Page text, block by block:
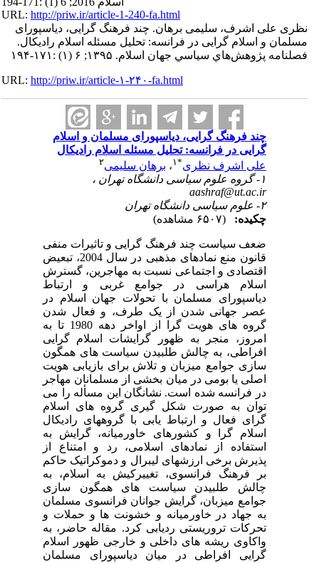
URL:http://priw.ir/article-1-240-fa.html
نظری علی اشرف، سلیمی برهان. چند فرهنگ گرایی، دیاسپورای
مسلمان و اسلام گرایی در فرانسه: تحلیل مسئله اسلام رادیکال.
فصلنامه پژوهش‌هاي سياسي جهان اسلام. ۱۳۹۵; ۶ (۱) :۱۷۱-۱۹۴
URL:http://priw.ir/article-۱-۲۴۰-fa.html
چند فرهنگ گرایی، دیاسپورای مسلمان و اسلام
گرایی در فرانسه: تحلیل مسئله اسلام رادیکال
علی اشرف نظری* ۱،برهان سلیمی
aashraf@ut.ac.ir
چکیده:
ضعف سیاست چند فرهنگ گرایی و تاثیرات منفی
قانون منع نمادهای مذهبی در سال 2004، تبعیض
اقتصادی و اجتماعی نسبت به مهاجرین، گسترش
اسلام هراسی در جوامع غربی و ارتباط
دیاسپورای مسلمان با تحولات جهان اسلام در
عصر جهانی شدن از یک طرف، و فعال شدن
گروه های هویت گرا از اواخر دهه 1980 تا به
امروز، منجر به ظهور گرایشات اسلام گرایی
افراطی، به چالش طلبیدن سیاست های همگون
سازی جوامع میزبان و تلاش برای بازیابی هویت
اصلی یا بومی در میان بخشی از مسلمانان مهاجر
در فرانسه شده است. نشانگان این مسأله را می
توان به صورت شکل گیری گروه های اسلام
گرای فعال و ارتباط یابی با گروههای رادیکال
اسلام گرا و کشورهای خاورمیانه، گرایش به
استفاده از نمادهای اسلامی، رد و امتناع از
پذیرش برخی ارزشهای لیبرال و دموکراتیک حاکم
بر فرهنگ فرانسوی، تغییرکیش به اسلام، به
چالش طلبیدن سیاست های همگون سازی
جوامع میزبان، گرایش جوانان فرانسوی مسلمان
به جهاد در خاورمیانه و خشونت ها و حملات و
تحرکات تروریستی ردیابی کرد. مقاله حاضر، به
واکاوی ریشه های داخلی و خارجی ظهور اسلام
گرایی افراطی در میان دیاسپورای مسلمان